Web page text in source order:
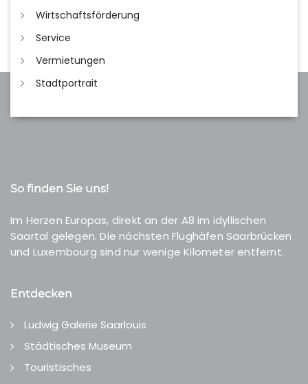
Wirtschaftsförderung
Service
Vermietungen
Stadtportrait
So finden Sie uns!
Im Herzen Europas, direkt an der A8 im idyllischen
Saartal gelegen. Die nächsten Flughäfen Saarbrücken
und Luxembourg sind nur wenige Kilometer entfernt.
Entdecken
Ludwig Galerie Saarlouis
Städtisches Museum
Touristisches